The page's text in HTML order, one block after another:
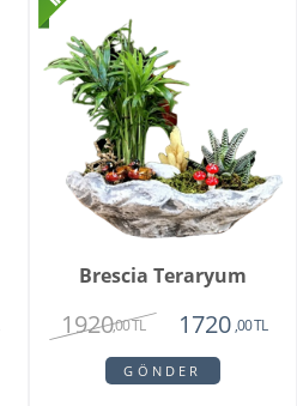
Brescia Teraryum
1920,00 TL 1720 ,00 TL
GÖNDER